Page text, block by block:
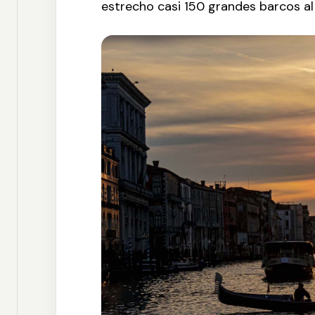
estrecho casi 150 grandes barcos